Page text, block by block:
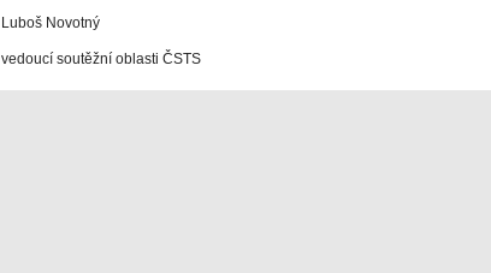
Luboš Novotný
vedoucí soutěžní oblasti ČSTS